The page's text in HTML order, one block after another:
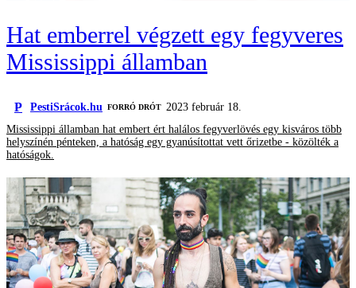
Hat emberrel végzett egy fegyveres
Mississippi államban
P PestiSrácok.hu FORRÓ DRÓT 2023 február 18.
Mississippi államban hat embert ért halálos fegyverlövés egy kisváros több
helyszínén pénteken, a hatóság egy gyanúsítottat vett őrizetbe - közölték a
hatóságok.